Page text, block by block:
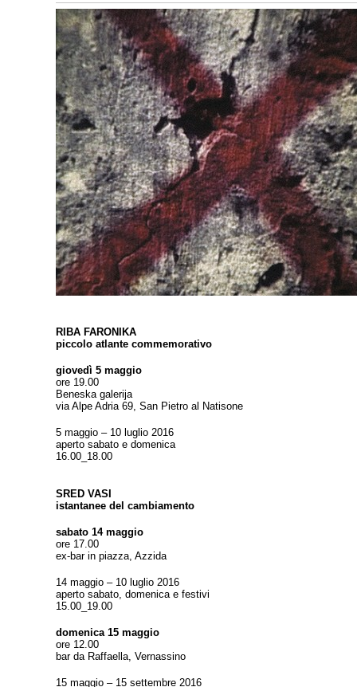
RIBA FARONIKA
piccolo atlante commemorativo
giovedì 5 maggio
ore 19.00
Beneska galerija
via Alpe Adria 69, San Pietro al Natisone
5 maggio – 10 luglio 2016
aperto sabato e domenica
16.00_18.00
SRED VASI
istantanee del cambiamento
sabato 14 maggio
ore 17.00
ex-bar in piazza, Azzida
14 maggio – 10 luglio 2016
aperto sabato, domenica e festivi
15.00_19.00
domenica 15 maggio
ore 12.00
bar da Raffaella, Vernassino
15 maggio – 15 settembre 2016